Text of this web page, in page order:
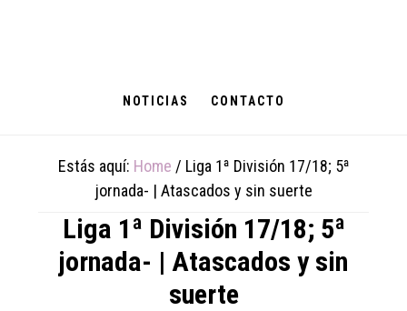
NOTICIAS CONTACTO
Estás aquí: Home / Liga 1ª División 17/18; 5ª
jornada- | Atascados y sin suerte
Liga 1ª División 17/18; 5ª
jornada- | Atascados y sin
suerte